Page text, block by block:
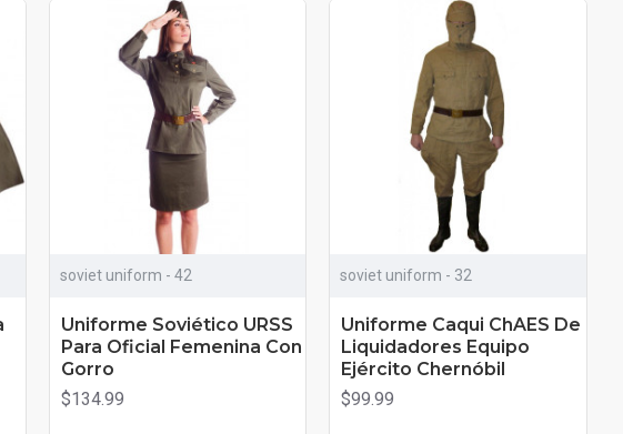
soviet uniform - 42
Uniforme Soviético URSS
Para Oficial Femenina Con
Gorro
$134.99
soviet uniform - 32
Uniforme Caqui ChAES De
Liquidadores Equipo
Ejército Chernóbil
$99.99